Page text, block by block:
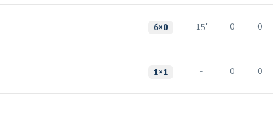
6×0 15' 0 0
1×1 - 0 0